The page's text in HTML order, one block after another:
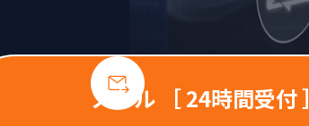
メール ［ 24時間受付 ］